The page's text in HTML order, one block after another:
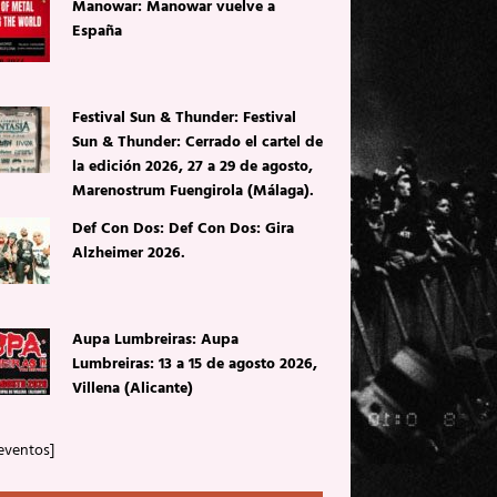
Manowar: Manowar vuelve a
España
Festival Sun & Thunder: Festival
Sun & Thunder: Cerrado el cartel de
la edición 2026, 27 a 29 de agosto,
Marenostrum Fuengirola (Málaga).
Def Con Dos: Def Con Dos: Gira
Alzheimer 2026.
Aupa Lumbreiras: Aupa
Lumbreiras: 13 a 15 de agosto 2026,
Villena (Alicante)